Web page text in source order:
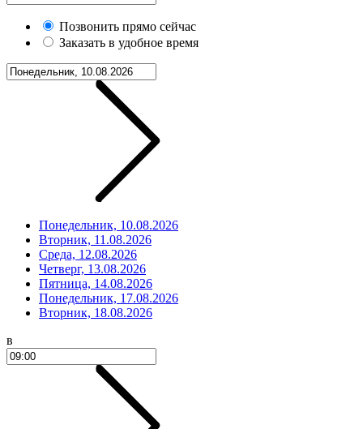
Позвонить прямо сейчас
Заказать в удобное время
Понедельник, 10.08.2026
Вторник, 11.08.2026
Среда, 12.08.2026
Четверг, 13.08.2026
Пятница, 14.08.2026
Понедельник, 17.08.2026
Вторник, 18.08.2026
в